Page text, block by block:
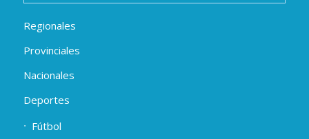
Regionales
Provinciales
Nacionales
Deportes
Fútbol